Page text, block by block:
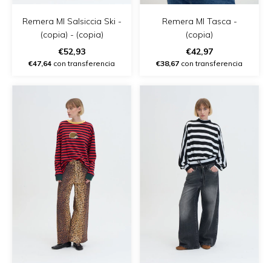
Remera Ml Salsiccia Ski -
(copia) - (copia)
€52,93
€47,64 con transferencia
Remera Ml Tasca -
(copia)
€42,97
€38,67 con transferencia